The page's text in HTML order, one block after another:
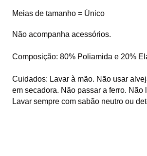
Meias de tamanho = Único
Não acompanha acessórios.
Composição: 80% Poliamida e 20%
Cuidados: Lavar à mão. Não usar
em secadora. Não passar a ferro. Não
Lavar sempre com sabão neutro ou